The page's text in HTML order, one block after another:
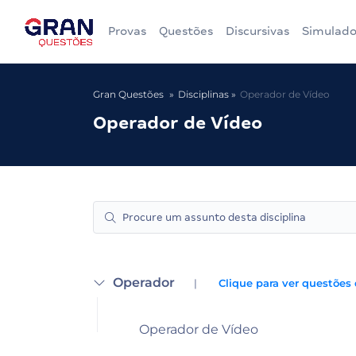
Provas Questões Discursivas
Gran Questões Disciplinas Operador de Vídeo
Operador de Vídeo
Operador | Clique para ver
Operador de Vídeo